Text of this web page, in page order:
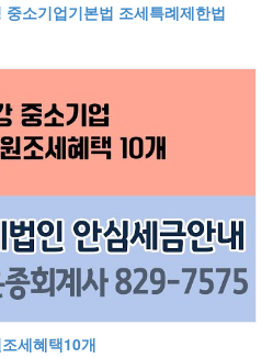
소기업기본법 조세특례제한법
세혜택10개